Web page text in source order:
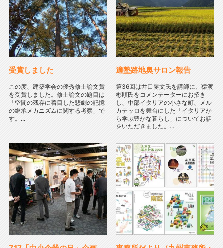
受賞しました
この度、建築学会の優秀修士論文賞
を受賞しました。修士論文の題目は
「空間の残存に着目した悲劇の記憶
の継承メカニズムに関する考察」で
す。...
適塾路地奥サロン報告
第36回は井口勝文氏を講師に、猿渡
彬順氏をコメンテーターにお招き
し、中部イタリアの小さな町、メル
カテッロを舞台にした「イタリアか
ら学ぶ豊かな暮らし」についてお話
をいただきました。...